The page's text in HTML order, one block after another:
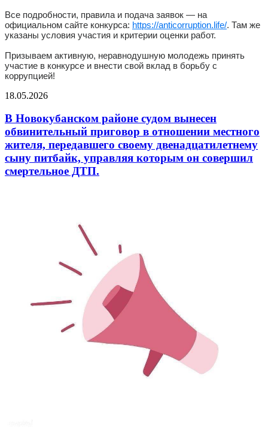
Все подробности, правила и подача заявок — на
официальном сайте конкурса: https://anticorruption.life/. Там же
указаны условия участия и критерии оценки работ.
Призываем активную, неравнодушную молодежь принять
участие в конкурсе и внести свой вклад в борьбу с
коррупцией!
18.05.2026
В Новокубанском районе судом вынесен
обвинительный приговор в отношении местного
жителя, передавшего своему двенадцатилетнему
сыну питбайк, управляя которым он совершил
смертельное ДТП.